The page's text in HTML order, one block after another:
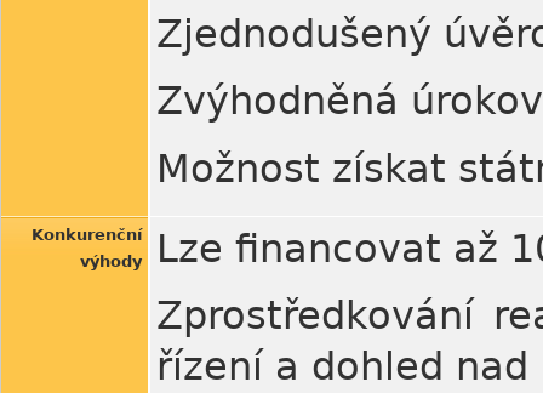
Zjednodušený
Zvýhodněná
Možnost získat
Konkurenční
výhody
Lze financovat až
Zprostředkování
řízení a dohled